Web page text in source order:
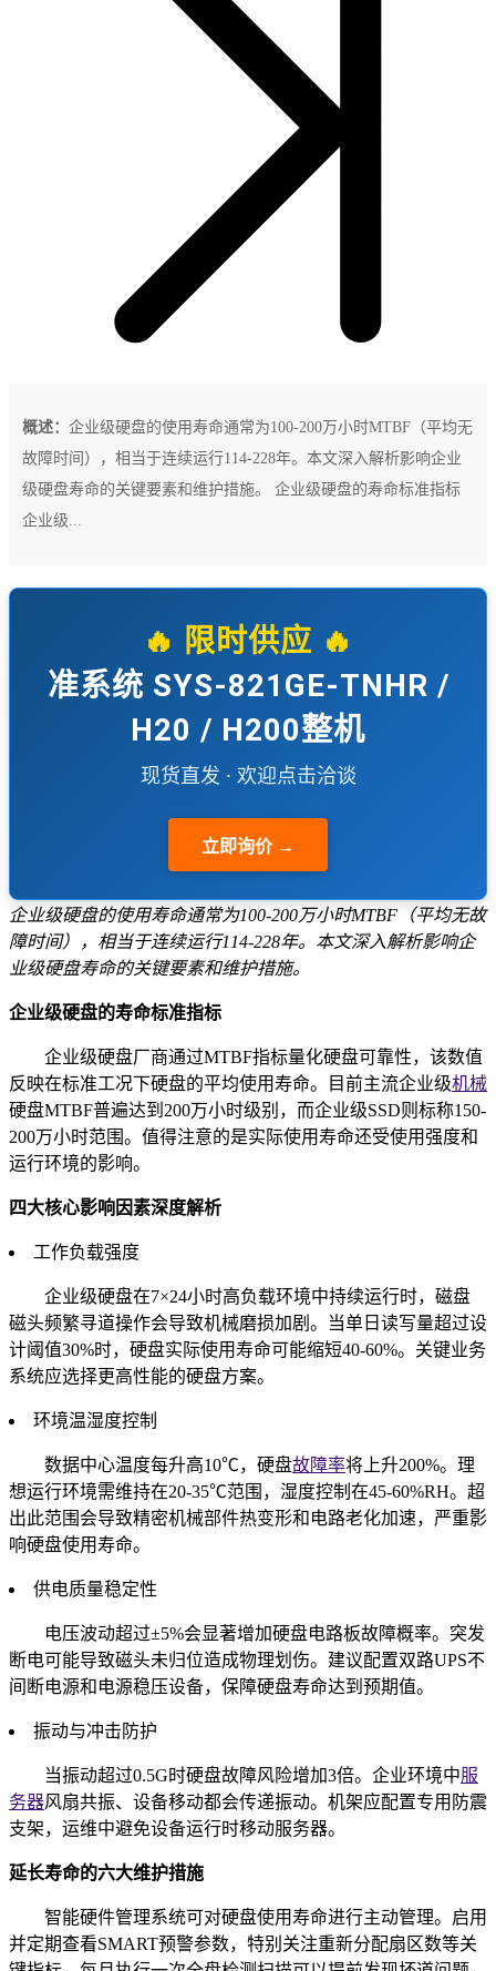
概述： 企业级硬盘的使用寿命通常为100-200万小时MTBF（平均无
故障时间），相当于连续运行114-228年。本文深入解析影响企业
级硬盘寿命的关键要素和维护措施。 企业级硬盘的寿命标准指标
企业级...
🔥 限时供应 🔥
准系统 SYS-821GE-TNHR /
H20 / H200整机
现货直发 · 欢迎点击洽谈
立即询价 →
企业级硬盘的使用寿命通常为100-200万小时MTBF（平均无故
障时间），相当于连续运行114-228年。本文深入解析影响企
业级硬盘寿命的关键要素和维护措施。
企业级硬盘的寿命标准指标
企业级硬盘厂商通过MTBF指标量化硬盘可靠性，该数值
反映在标准工况下硬盘的平均使用寿命。目前主流企业级机械
硬盘MTBF普遍达到200万小时级别，而企业级SSD则标称150-
200万小时范围。值得注意的是实际使用寿命还受使用强度和
运行环境的影响。
四大核心影响因素深度解析
工作负载强度
企业级硬盘在7×24小时高负载环境中持续运行时，磁盘
磁头频繁寻道操作会导致机械磨损加剧。当单日读写量超过设
计阈值30%时，硬盘实际使用寿命可能缩短40-60%。关键业务
系统应选择更高性能的硬盘方案。
环境温湿度控制
数据中心温度每升高10℃，硬盘故障率将上升200%。理
想运行环境需维持在20-35℃范围，湿度控制在45-60%RH。超
出此范围会导致精密机械部件热变形和电路老化加速，严重影
响硬盘使用寿命。
供电质量稳定性
电压波动超过±5%会显著增加硬盘电路板故障概率。突发
断电可能导致磁头未归位造成物理划伤。建议配置双路UPS不
间断电源和电源稳压设备，保障硬盘寿命达到预期值。
振动与冲击防护
当振动超过0.5G时硬盘故障风险增加3倍。企业环境中服
务器风扇共振、设备移动都会传递振动。机架应配置专用防震
支架，运维中避免设备运行时移动服务器。
延长寿命的六大维护措施
智能硬件管理系统可对硬盘使用寿命进行主动管理。启用
并定期查看SMART预警参数，特别关注重新分配扇区数等关